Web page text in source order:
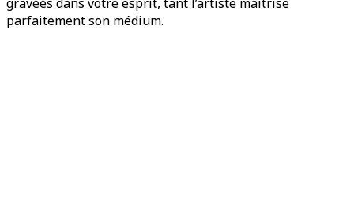
parfaitement son médium.